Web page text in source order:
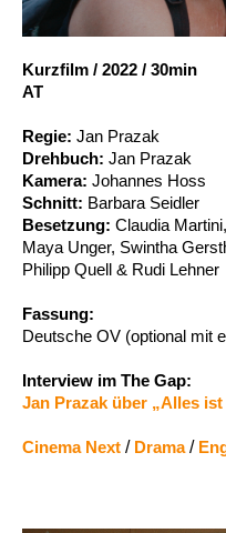
Account
Kurzfilm / 2022 / 30min
AT
Regie: Jan Prazak
Drehbuch: Jan Prazak
Kamera: Johannes Hoss
Schnitt: Barbara Seidler
Besetzung: Claudia
Maya Unger, Swintha
Philipp Quell & Rudi Lehner
Fassung:
Deutsche OV (optional mit
Interview im The Gap:
Jan Prazak über „Alles
Cinema Next / Drama/